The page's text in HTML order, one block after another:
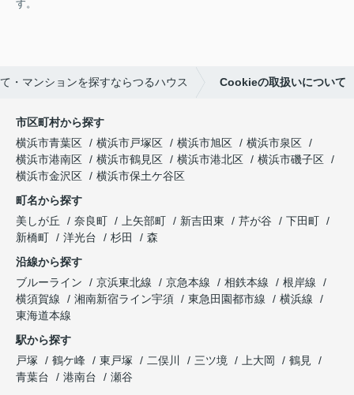
す。
・マンションを探すならつるハウス Cookieの取扱いについて
市区町村から探す
横浜市青葉区
横浜市戸塚区 横浜市旭区
横浜市泉区
横浜市港南区
横浜市鶴見区 横浜市港北区
横浜市磯子区
横浜市金沢区
横浜市保土ケ谷区
町名から探す
美しが丘
奈良町 上矢部町 新吉田東 芹が谷
下田町
新橋町
洋光台 杉田
森
沿線から探す
ブルーライン
京浜東北線 京急本線 相鉄本線
根岸線
横須賀線
湘南新宿ライン宇須 東急田園都市線
横浜線
東海道本線
駅から探す
戸塚
鶴ケ峰 東戸塚 二俣川 三ツ境 上大岡
鶴見
青葉台
港南台 瀬谷